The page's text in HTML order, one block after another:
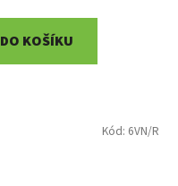
DO KOŠÍKU
Kód: 6VN/R